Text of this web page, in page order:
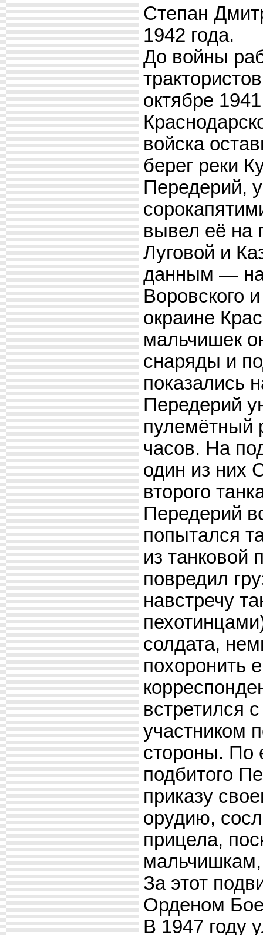
Степан
1942 года.
До войны
октябре
войска
берег реки
Передерий,
вывел её на
Луговой и
данным — на
Воровского
окраине
мальчишек
снаряды и
показались
Передерий
пулемётный
часов. На
один из них
второго
Передерий
попытался
из танковой
повредил
навстречу
солдата,
похоронить
встретился
участником
стороны. По
подбитого
приказу
орудию,
прицела,
За этот
Орденом
В 1947 году